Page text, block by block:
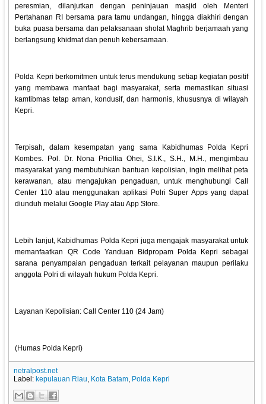
peresmian, dilanjutkan dengan peninjauan masjid oleh Menteri
Pertahanan RI bersama para tamu undangan, hingga diakhiri dengan
buka puasa bersama dan pelaksanaan sholat Maghrib berjamaah yang
berlangsung khidmat dan penuh kebersamaan.
Polda Kepri berkomitmen untuk terus mendukung setiap kegiatan positif
yang membawa manfaat bagi masyarakat, serta memastikan situasi
kamtibmas tetap aman, kondusif, dan harmonis, khususnya di wilayah
Kepri.
Terpisah, dalam kesempatan yang sama Kabidhumas Polda Kepri
Kombes. Pol. Dr. Nona Pricillia Ohei, S.I.K., S.H., M.H., mengimbau
masyarakat yang membutuhkan bantuan kepolisian, ingin melihat peta
kerawanan, atau mengajukan pengaduan, untuk menghubungi Call
Center 110 atau menggunakan aplikasi Polri Super Apps yang dapat
diunduh melalui Google Play atau App Store.
Lebih lanjut, Kabidhumas Polda Kepri juga mengajak masyarakat untuk
memanfaatkan QR Code Yanduan Bidpropam Polda Kepri sebagai
sarana penyampaian pengaduan terkait pelayanan maupun perilaku
anggota Polri di wilayah hukum Polda Kepri.
Layanan Kepolisian: Call Center 110 (24 Jam)
(Humas Polda Kepri)
netralpost.net
Label: kepulauan Riau, Kota Batam, Polda Kepri